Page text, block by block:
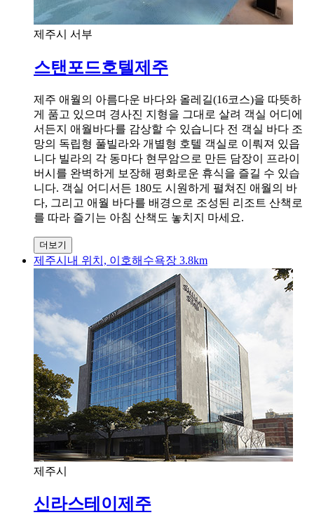
제주시 서부
스탠포드호텔제주
제주 애월의 아름다운 바다와 올레길(16코스)을 따뜻하
게 품고 있으며 경사진 지형을 그대로 살려 객실 어디에
서든지 애월바다를 감상할 수 있습니다 전 객실 바다 조
망의 독립형 풀빌라와 개별형 호텔 객실로 이뤄져 있읍
니다 빌라의 각 동마다 현무암으로 만든 담장이 프라이
버시를 완벽하게 보장해 평화로운 휴식을 즐길 수 있습
니다. 객실 어디서든 180도 시원하게 펼쳐진 애월의 바
다, 그리고 애월 바다를 배경으로 조성된 리조트 산책로
를 따라 즐기는 아침 산책도 놓치지 마세요.
더보기
제주시내 위치, 이호해수욕장 3.8km
제주시
신라스테이제주